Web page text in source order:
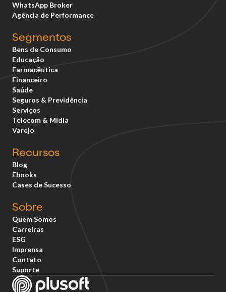
WhatsApp Broker
Agência de Performance
Segmentos
Bens de Consumo
Educação
Farmacêutica
Financeiro
Saúde
Seguros & Previdência
Serviços
Telecom & Mídia
Varejo
Recursos
Blog
Ebooks
Cases de Sucesso
Sobre
Quem Somos
Carreiras
ESG
Imprensa
Contato
Suporte